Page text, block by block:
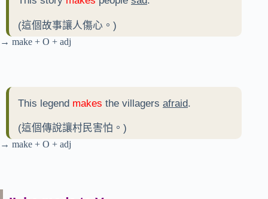
(這個故事讓人傷心。)
→ make + O + adj
This legend makes the villagers afraid.
(這個傳說讓村民害怕。)
→ make + O + adj